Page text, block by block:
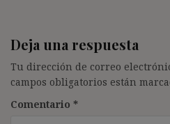
Deja una respuesta
Tu dirección de correo
campos obligatorios están
Comentario *